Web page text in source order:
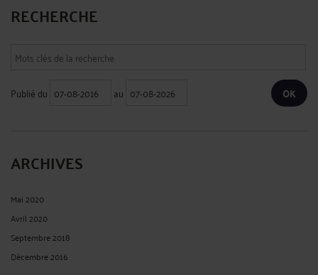
RECHERCHE
Publié du au
ARCHIVES
Mai 2020
Avril 2020
Septembre 2018
Décembre 2016